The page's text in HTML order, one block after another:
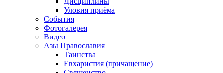
Уловия приёма
События
Фотогалерея
Видео
Азы Православия
Таинства
Евхаристия (причащение)